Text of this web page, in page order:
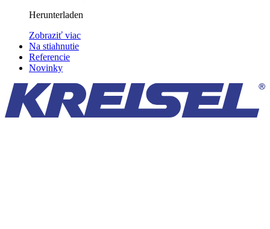
Herunterladen
Zobraziť viac
Na stiahnutie
Referencie
Novinky